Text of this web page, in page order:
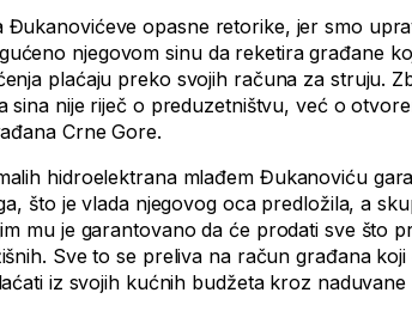
Đukanovićeve opasne retorike, jer smo
njegovom sinu da reketira građane
plaćaju preko svojih računa za struju.
sina nije riječ o preduzetništvu, već o
Crne Gore.
hidroelektrana mlađem Đukanoviću
što je vlada njegovog oca predložila, a
mu je garantovano da će prodati sve što
Sve to se preliva na račun građana
iz svojih kućnih budžeta kroz